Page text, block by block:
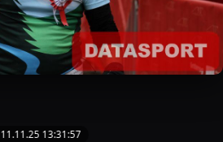
11.11.25 13:31:57